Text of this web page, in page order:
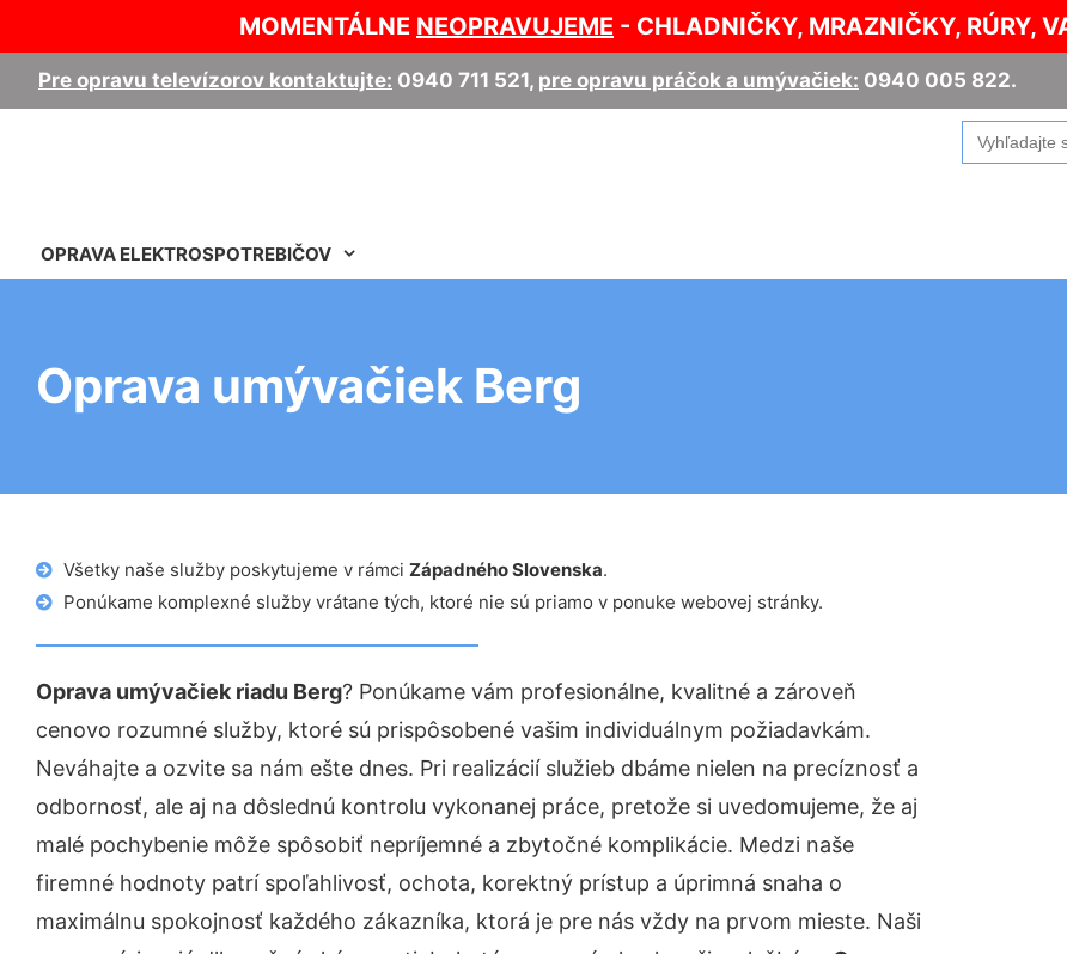
MOMENTÁLNE NEOPRAVUJEME - CHLADNIČKY, MRAZNIČKY, RÚRY,
Pre opravu televízorov kontaktujte: 0940 711 521, pre opravu práčok a umývačiek: 0940 005 822.
Search
for:
OPRAVA ELEKTROSPOTREBIČOV
Oprava umývačiek Berg
Všetky naše služby poskytujeme v rámci Západného Slovenska.
Ponúkame komplexné služby vrátane tých, ktoré nie sú priamo v ponuke webovej stránky.
Oprava umývačiek riadu Berg? Ponúkame vám profesionálne, kvalitné a zároveň
cenovo rozumné služby, ktoré sú prispôsobené vašim individuálnym požiadavkám.
Neváhajte a ozvite sa nám ešte dnes. Pri realizácií služieb dbáme nielen na precíznosť a
odbornosť, ale aj na dôslednú kontrolu vykonanej práce, pretože si uvedomujeme, že aj
malé pochybenie môže spôsobiť nepríjemné a zbytočné komplikácie. Medzi naše
firemné hodnoty patrí spoľahlivosť, ochota, korektný prístup a úprimná snaha o
maximálnu spokojnosť každého zákazníka, ktorá je pre nás vždy na prvom mieste. Naši